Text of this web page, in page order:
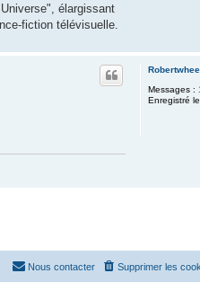
élargissant
fiction télévisuelle.
Messages :
Enregistré
Supprimer les
Nous contacter